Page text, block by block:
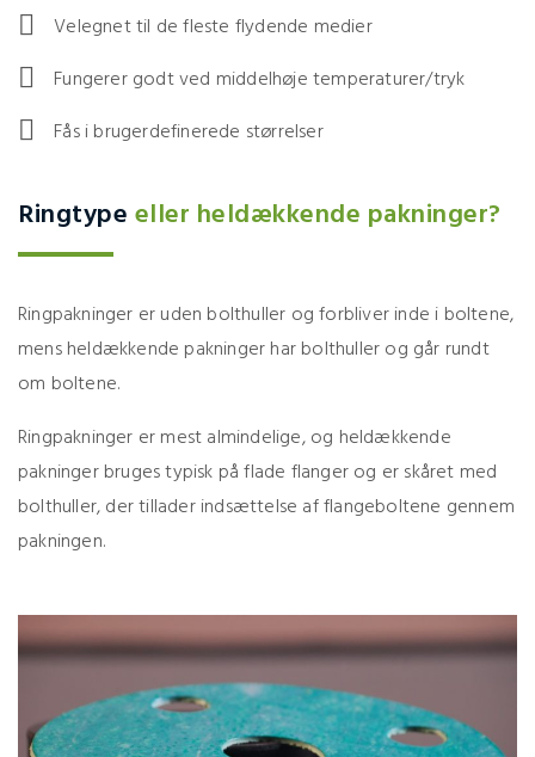
Velegnet til de fleste flydende medier
Fungerer godt ved middelhøje temperaturer/tryk
Fås i brugerdefinerede størrelser
Ringtype eller heldækkende pakninger?
Ringpakninger er uden bolthuller og forbliver inde i boltene,
mens heldækkende pakninger har bolthuller og går rundt
om boltene.
Ringpakninger er mest almindelige, og heldækkende
pakninger bruges typisk på flade flanger og er skåret med
bolthuller, der tillader indsættelse af flangeboltene gennem
pakningen.